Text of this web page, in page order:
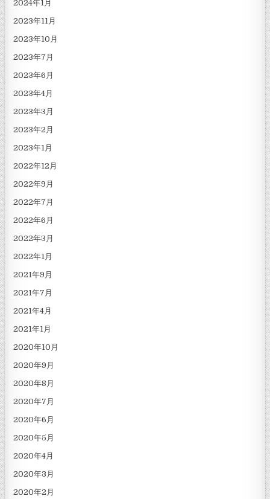
2024年1月
2023年11月
2023年10月
2023年7月
2023年6月
2023年4月
2023年3月
2023年2月
2023年1月
2022年12月
2022年9月
2022年7月
2022年6月
2022年3月
2022年1月
2021年9月
2021年7月
2021年4月
2021年1月
2020年10月
2020年9月
2020年8月
2020年7月
2020年6月
2020年5月
2020年4月
2020年3月
2020年2月